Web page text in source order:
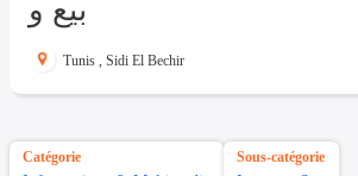
Tunis , Sidi El Bechir
Catégorie Sous-catégorie